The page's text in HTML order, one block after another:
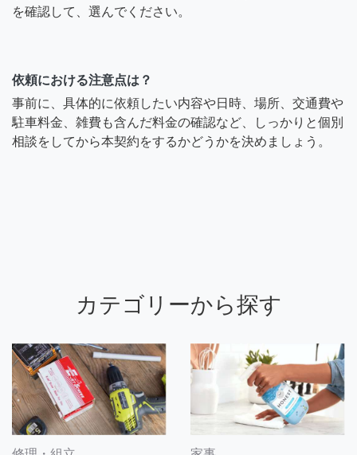
を確認して、選んでください。
依頼における注意点は？
事前に、具体的に依頼したい内容や日時、場所、交通費や
駐車料金、雑費も含んだ料金の確認など、しっかりと個別
相談をしてから本契約をするかどうかを決めましょう。
カテゴリーから探す